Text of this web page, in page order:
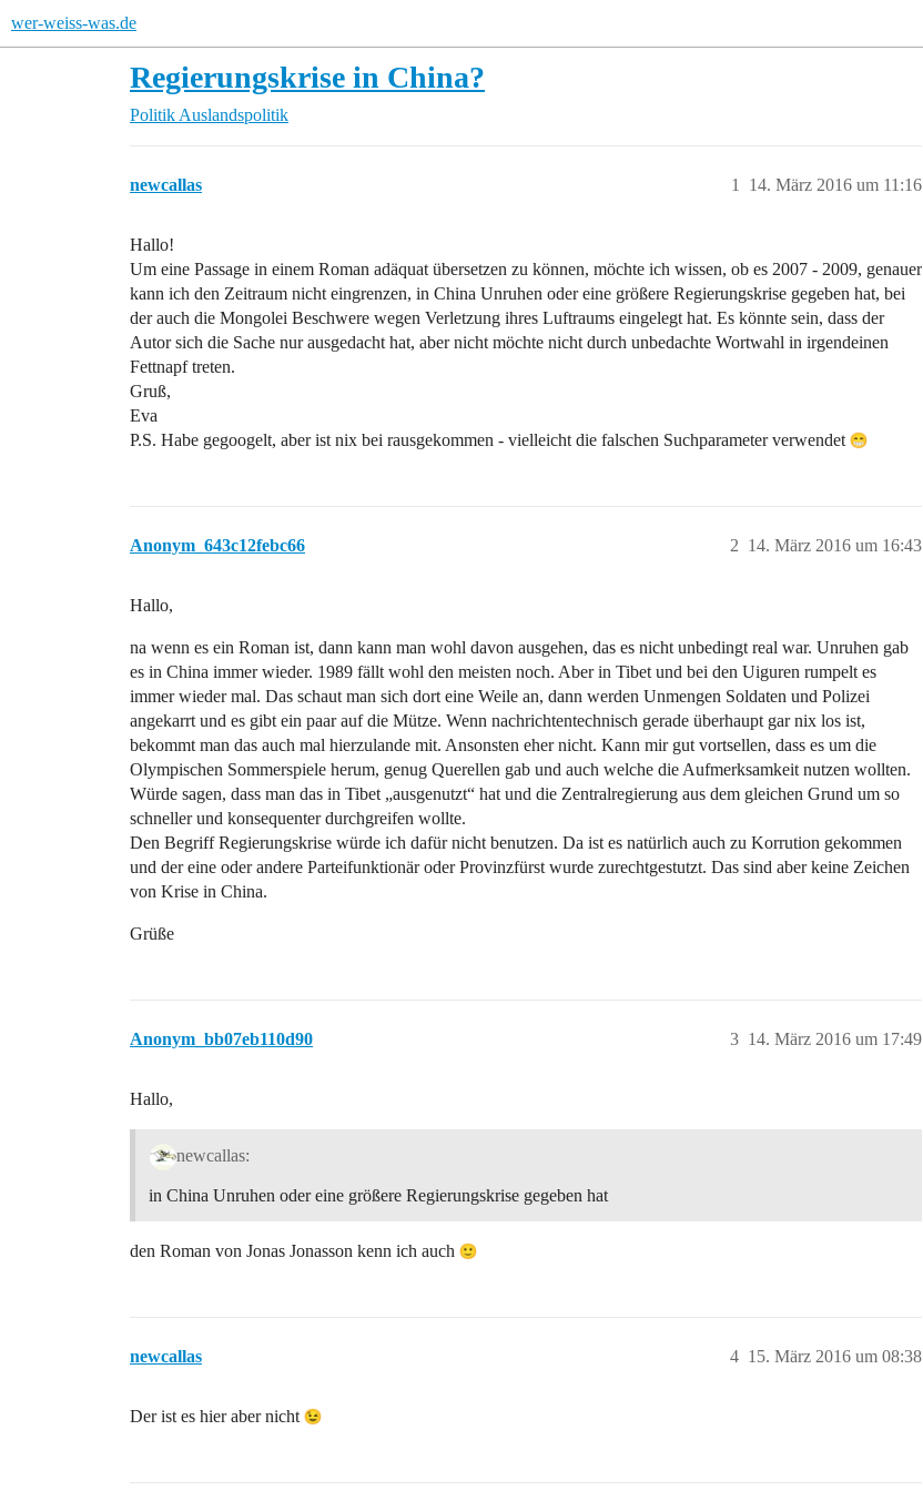
wer-weiss-was.de
Regierungskrise in China?
Politik Auslandspolitik
newcallas 14. März 2016 um 11:16
1
Hallo!
Um eine Passage in einem Roman adäquat übersetzen zu können, möchte ich wissen, ob es 2007 - 2009, genauer
kann ich den Zeitraum nicht eingrenzen, in China Unruhen oder eine größere Regierungskrise gegeben hat, bei
der auch die Mongolei Beschwere wegen Verletzung ihres Luftraums eingelegt hat. Es könnte sein, dass der
Autor sich die Sache nur ausgedacht hat, aber nicht möchte nicht durch unbedachte Wortwahl in irgendeinen
Fettnapf treten.
Gruß,
Eva
P.S. Habe gegoogelt, aber ist nix bei rausgekommen - vielleicht die falschen Suchparameter verwendet
Anonym_643c12febc66 14. März 2016 um 16:43
2
Hallo,
na wenn es ein Roman ist, dann kann man wohl davon ausgehen, das es nicht unbedingt real war. Unruhen gab
es in China immer wieder. 1989 fällt wohl den meisten noch. Aber in Tibet und bei den Uiguren rumpelt es
immer wieder mal. Das schaut man sich dort eine Weile an, dann werden Unmengen Soldaten und Polizei
angekarrt und es gibt ein paar auf die Mütze. Wenn nachrichtentechnisch gerade überhaupt gar nix los ist,
bekommt man das auch mal hierzulande mit. Ansonsten eher nicht. Kann mir gut vortsellen, dass es um die
Olympischen Sommerspiele herum, genug Querellen gab und auch welche die Aufmerksamkeit nutzen wollten.
Würde sagen, dass man das in Tibet „ausgenutzt“ hat und die Zentralregierung aus dem gleichen Grund um so
schneller und konsequenter durchgreifen wollte.
Den Begriff Regierungskrise würde ich dafür nicht benutzen. Da ist es natürlich auch zu Korrution gekommen
und der eine oder andere Parteifunktionär oder Provinzfürst wurde zurechtgestutzt. Das sind aber keine Zeichen
von Krise in China.
Grüße
Anonym_bb07eb110d90 14. März 2016 um 17:49
3
Hallo,
newcallas:
in China Unruhen oder eine größere Regierungskrise gegeben hat
den Roman von Jonas Jonasson kenn ich auch
newcallas 15. März 2016 um 08:38
4
Der ist es hier aber nicht